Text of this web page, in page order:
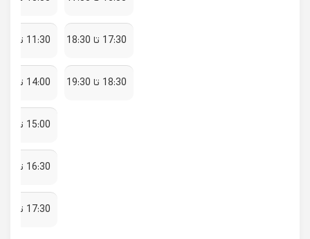
17:30 تا 18:30
18:30 تا 19:30
11:30 تا 12:30
14:00 تا 15:00
15:00 تا 16:00
16:30 تا 17:30
17:30 تا 18:30